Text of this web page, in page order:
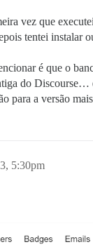
vez que
tentei instalar
é que o
do Discourse…
para a versão
5:30pm